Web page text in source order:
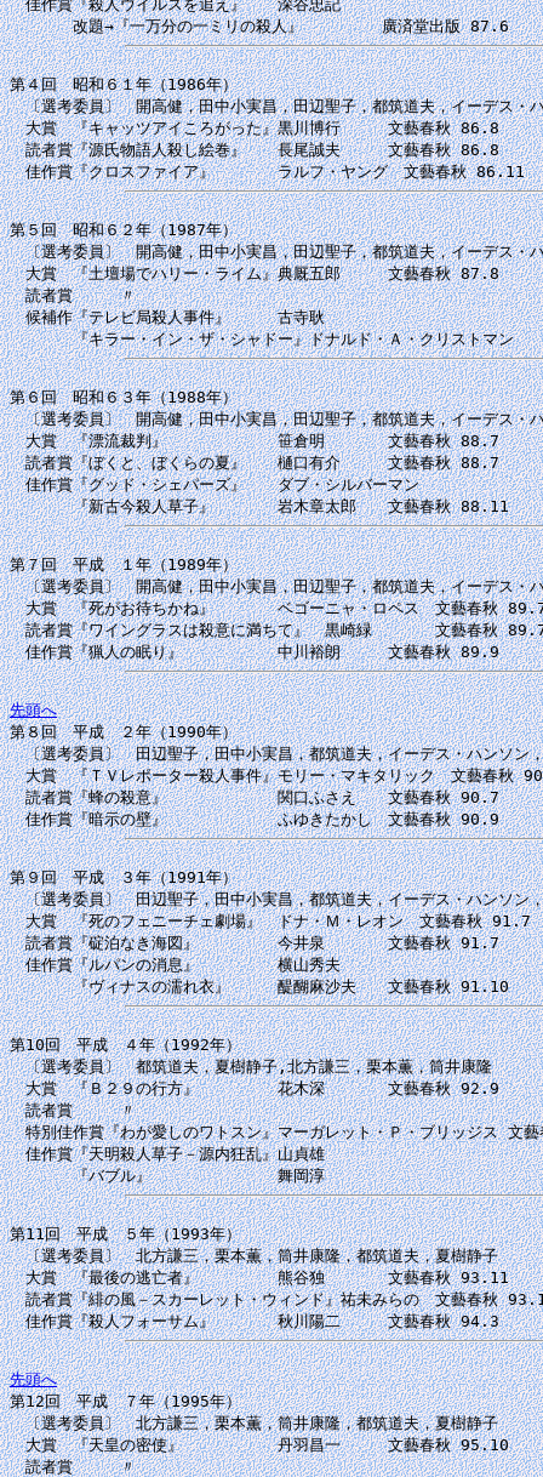
佳作賞『殺人ウイルスを追え』　　深谷忠記
第４回　昭和６１年（1986年）
〔選考委員〕　開高健，田中小実昌，田辺聖子，都筑道夫，イーデス・
大賞　『キャッツアイころがった』黒川博行　　　文藝春秋 86.8
読者賞『源氏物語人殺し絵巻』　　長尾誠夫　　　文藝春秋 86.8
第５回　昭和６２年（1987年）
〔選考委員〕　開高健，田中小実昌，田辺聖子，都筑道夫，イーデス・
大賞　『土壇場でハリー・ライム』典厩五郎　　　文藝春秋 87.8
読者賞　　　〃
候補作『テレビ局殺人事件』　　　古寺耿
第６回　昭和６３年（1988年）
〔選考委員〕　開高健，田中小実昌，田辺聖子，都筑道夫，イーデス・
大賞　『漂流裁判』　　　　　　　笹倉明　　　　文藝春秋 88.7
読者賞『ぼくと、ぼくらの夏』　　樋口有介　　　文藝春秋 88.7
佳作賞『グッド・シェパーズ』　　ダブ・シルバーマン
第７回　平成　１年（1989年）
〔選考委員〕　開高健，田中小実昌，田辺聖子，都筑道夫，イーデス・
大賞　『死がお待ちかね』　　　　ベゴーニャ・ロペス　文藝春秋
読者賞『ワイングラスは殺意に満ちて』　黒崎緑　　　　文藝春秋
先頭へ
第８回　平成　２年（1990年）
〔選考委員〕　田辺聖子，田中小実昌，都筑道夫，イーデス・ハンソン
大賞　『ＴＶレポーター殺人事件』モリー・マキタリック　文藝春秋
読者賞『蜂の殺意』　　　　　　　関口ふさえ　　文藝春秋 90.7
第９回　平成　３年（1991年）
〔選考委員〕　田辺聖子，田中小実昌，都筑道夫，イーデス・ハンソン
大賞　『死のフェニーチェ劇場』　ドナ・Ｍ・レオン　文藝春秋 91.7
読者賞『碇泊なき海図』　　　　　今井泉　　　　文藝春秋 91.7
佳作賞『ルパンの消息』　　　　　横山秀夫
第10回　平成　４年（1992年）
〔選考委員〕　都筑道夫，夏樹静子,北方謙三，栗本薫，筒井康隆
大賞　『Ｂ２９の行方』　　　　　花木深　　　　文藝春秋 92.9
読者賞　　　〃
特別佳作賞『わが愛しのワトスン』マーガレット・Ｐ・ブリッジス 文
佳作賞『天明殺人草子－源内狂乱』山貞雄
第11回　平成　５年（1993年）
〔選考委員〕　北方謙三，栗本薫，筒井康隆，都筑道夫，夏樹静子
大賞　『最後の逃亡者』　　　　　熊谷独　　　　文藝春秋 93.11
読者賞『緋の風－スカーレット・ウィンド』祐未みらの　文藝春秋
先頭へ
第12回　平成　７年（1995年）
〔選考委員〕　北方謙三，栗本薫，筒井康隆，都筑道夫，夏樹静子
大賞　『天皇の密使』　　　　　　丹羽昌一　　　文藝春秋 95.10
読者賞　　　〃